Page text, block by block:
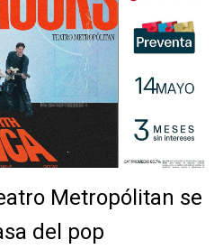
Metropólitan se
del pop